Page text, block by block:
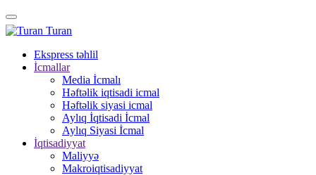
Turan
Ekspress təhlil
İcmallar
Media İcmalı
Həftəlik iqtisadi icmal
Həftəlik siyasi icmal
Aylıq İqtisadi İcmal
Aylıq Siyasi İcmal
İqtisadiyyat
Maliyyə
Makroiqtisadiyyat